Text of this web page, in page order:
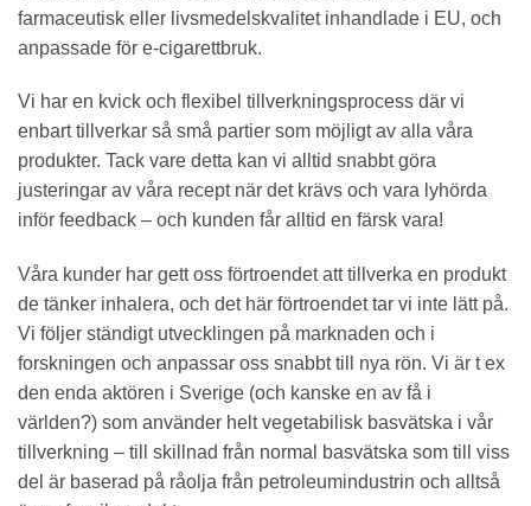
farmaceutisk eller livsmedelskvalitet inhandlade i EU, och
anpassade för e-cigarettbruk.
Vi har en kvick och flexibel tillverkningsprocess där vi
enbart tillverkar så små partier som möjligt av alla våra
produkter. Tack vare detta kan vi alltid snabbt göra
justeringar av våra recept när det krävs och vara lyhörda
inför feedback – och kunden får alltid en färsk vara!
Våra kunder har gett oss förtroendet att tillverka en produkt
de tänker inhalera, och det här förtroendet tar vi inte lätt på.
Vi följer ständigt utvecklingen på marknaden och i
forskningen och anpassar oss snabbt till nya rön. Vi är t ex
den enda aktören i Sverige (och kanske en av få i
världen?) som använder helt vegetabilisk basvätska i vår
tillverkning – till skillnad från normal basvätska som till viss
del är baserad på råolja från petroleumindustrin och alltså